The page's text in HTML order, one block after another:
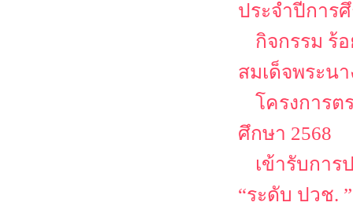
ประจำปีการ
กิจกรรม ร้
สมเด็จพระน
โครงการต
ศึกษา 2568
เข้ารับการ
“ระดับ ปวช.